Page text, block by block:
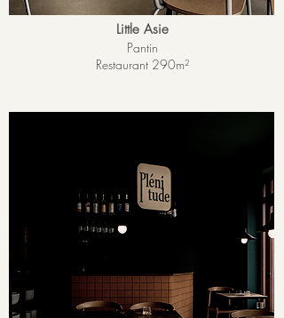
Little Asie
Pantin
Restaurant 290m²